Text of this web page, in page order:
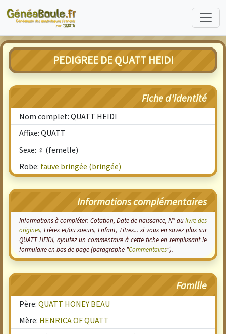
PEDIGREE DE QUATT HEIDI
Fiche d'identité
Nom complet: QUATT HEIDI
Affixe: QUATT
Sexe: ♀ (femelle)
Robe: fauve bringée (bringée)
Informations complémentaires
Informations à compléter: Cotation, Date de naissance, N° aulivre des
origines, Frères et/ou soeurs, Enfant, Titres... si vous en savez plus sur
QUATT HEIDI, ajoutez un commentaire à cette fiche en remplissant le
formulaire en bas de page (paragraphe "Commentaires").
Famille
Père: QUATT HONEY BEAU
Mère: HENRICA OF QUATT